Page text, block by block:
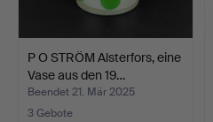
P O STRÖM Alsterfors, eine
Vase aus den 19…
Beendet 21. Mär 2025
3 Gebote